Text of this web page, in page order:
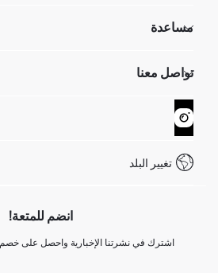
تعرف علينا
GIFT CLUB
مساعدة
عمليات الارجاع و الاستبدال السهلة
تتبع الشحنة
كيف يمكنك التسوق في ديفاكتو ؟
تواصل معنا
نموذج الاتصال
خدمة العملاء
تغيير البلد
انضم للمتعة!
اشترك في نشرتنا الإخبارية واحصل على خصم 10٪ على تسوقك الأول!